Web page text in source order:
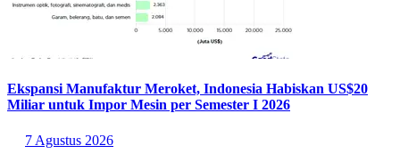
Ekspansi Manufaktur Meroket, Indonesia Habiskan US$20
Miliar untuk Impor Mesin per Semester I 2026
7 Agustus 2026